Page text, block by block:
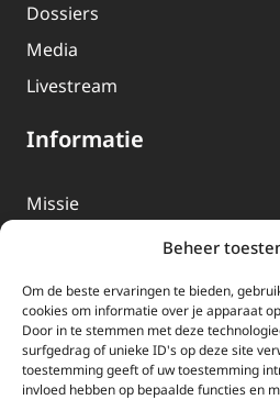
Beheer
Om de beste ervaringen te bieden,
cookies om informatie over je apparaat
Door in te stemmen met deze
surfgedrag of unieke ID's op deze site
toestemming geeft of uw toestemming
invloed hebben op bepaalde functies en
Dossiers
Media
Livestream
Informatie
Missie
EWTN-Team
Organisatiegegevens
Doneren